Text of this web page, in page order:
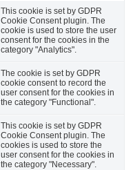
This cookie is set by GDPR
Cookie Consent plugin. The
cookie is used to store the user
consent for the cookies in the
category "Analytics".
The cookie is set by GDPR
cookie consent to record the
user consent for the cookies in
the category "Functional".
This cookie is set by GDPR
Cookie Consent plugin. The
cookies is used to store the
user consent for the cookies in
the category "Necessary".